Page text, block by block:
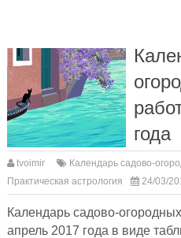
года
tvoimir Календарь садово-
Практическая астрология
24/03/
Календарь садово-
апрель 2017 года в виде